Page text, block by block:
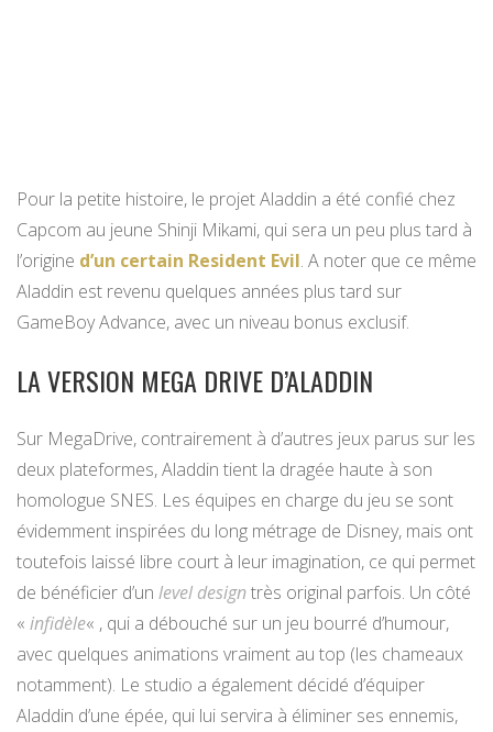
Pour la petite histoire, le projet Aladdin a été confié chez
Capcom au jeune Shinji Mikami, qui sera un peu plus tard à
l’origine d’un certain Resident Evil. A noter que ce même
Aladdin est revenu quelques années plus tard sur
GameBoy Advance, avec un niveau bonus exclusif.
LA VERSION MEGA DRIVE D’ALADDIN
Sur MegaDrive, contrairement à d’autres jeux parus sur les
deux plateformes, Aladdin tient la dragée haute à son
homologue SNES. Les équipes en charge du jeu se sont
évidemment inspirées du long métrage de Disney, mais ont
toutefois laissé libre court à leur imagination, ce qui permet
de bénéficier d’un level designtrès original parfois. Un côté
« infidèle« , qui a débouché sur un jeu bourré d’humour,
avec quelques animations vraiment au top (les chameaux
notamment). Le studio a également décidé d’équiper
Aladdin d’une épée, qui lui servira à éliminer ses ennemis,